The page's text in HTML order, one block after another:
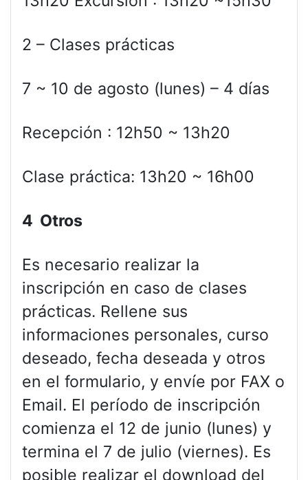
2 – Clases prácticas
7 ~ 10 de agosto (lunes) – 4 días
Recepción : 12h50 ~ 13h20
Clase práctica: 13h20 ~ 16h00
4 Otros
Es necesario realizar la
inscripción en caso de clases
prácticas. Rellene sus
informaciones personales, curso
deseado, fecha deseada y otros
en el formulario, y envíe por FAX o
Email. El período de inscripción
comienza el 12 de junio (lunes) y
termina el 7 de julio (viernes). Es
posible realizar el download del